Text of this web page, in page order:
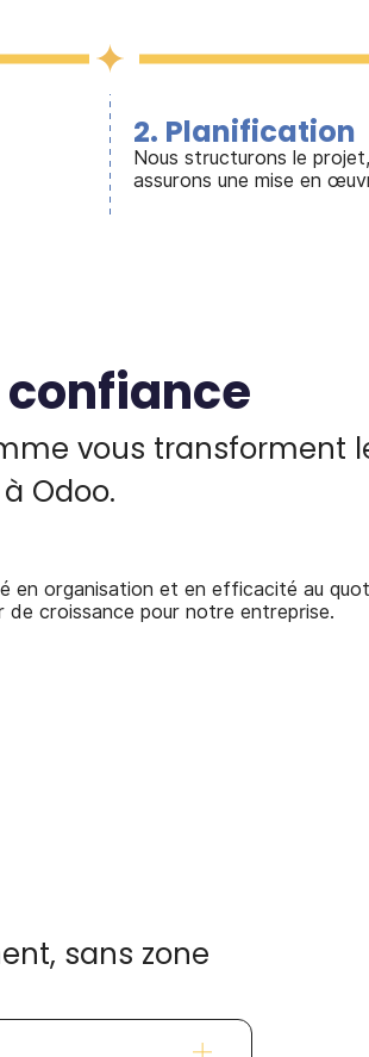
2. Planification
Nous structurons le
assurons une mise en
vous transforment
Odoo.
en organisation et en efficacité au
de croissance pour notre entreprise.
sans zone